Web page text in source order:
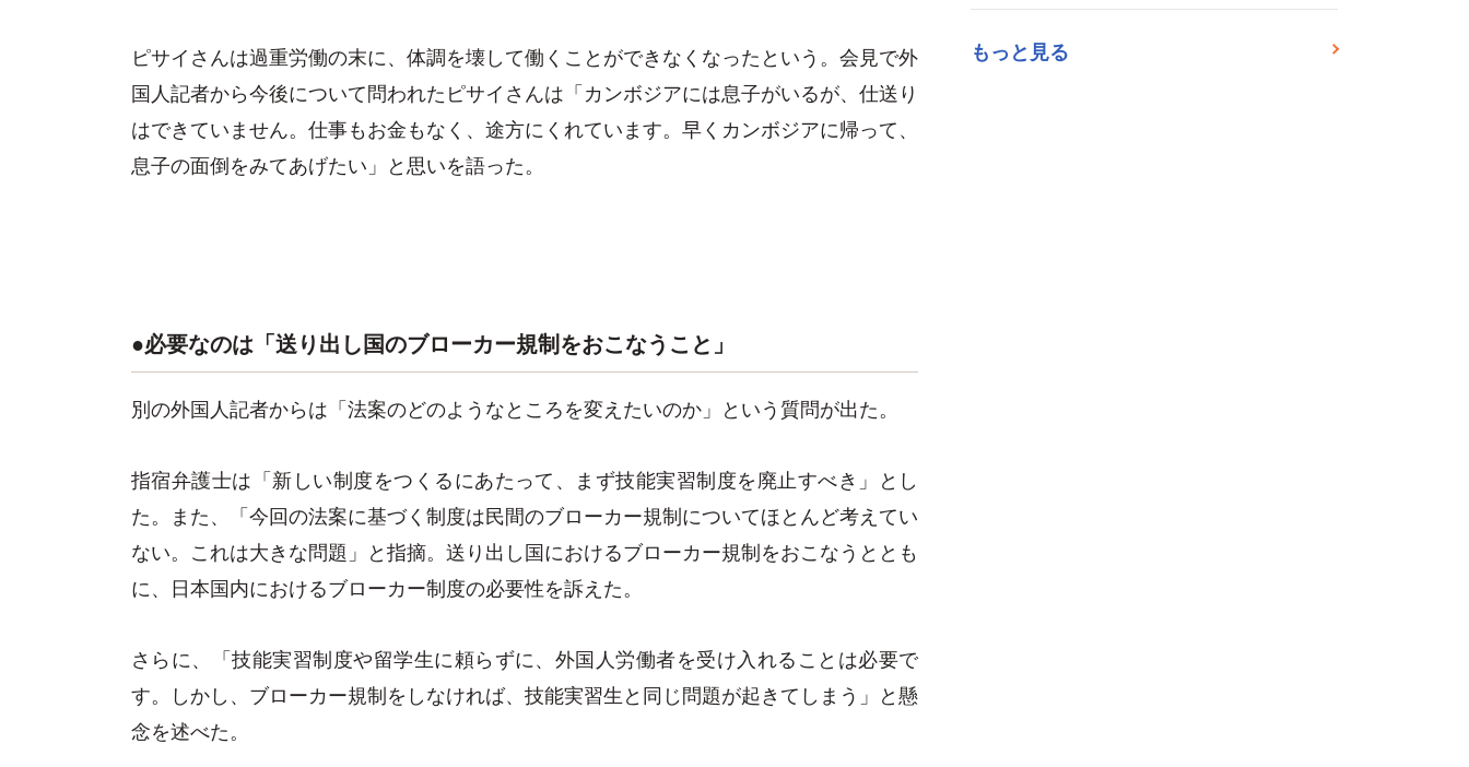
ピサイさんは過重労働の末に、体調を壊して働くことができなくなったという。会見で外
国人記者から今後について問われたピサイさんは「カンボジアには息子がいるが、仕送り
はできていません。仕事もお金もなく、途方にくれています。早くカンボジアに帰って、
息子の面倒をみてあげたい」と思いを語った。
●必要なのは「送り出し国のブローカー規制をおこなうこと」
別の外国人記者からは「法案のどのようなところを変えたいのか」という質問が出た。
指宿弁護士は「新しい制度をつくるにあたって、まず技能実習制度を廃止すべき」とし
た。また、「今回の法案に基づく制度は民間のブローカー規制についてほとんど考えてい
ない。これは大きな問題」と指摘。送り出し国におけるブローカー規制をおこなうととも
に、日本国内におけるブローカー制度の必要性を訴えた。
さらに、「技能実習制度や留学生に頼らずに、外国人労働者を受け入れることは必要で
す。しかし、ブローカー規制をしなければ、技能実習生と同じ問題が起きてしまう」と懸
念を述べた。
もっと見る